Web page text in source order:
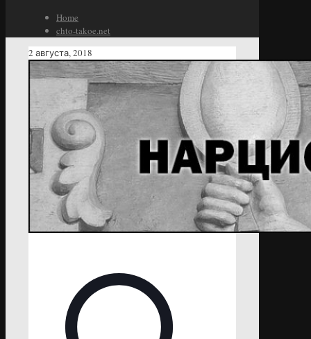
Home
chto-takoe.net
2 августа, 2018